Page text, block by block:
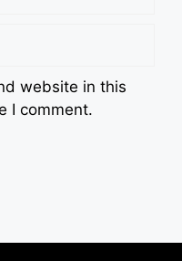
website in this
I comment.